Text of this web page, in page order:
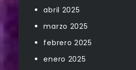
abril 2025
marzo 2025
febrero 2025
enero 2025